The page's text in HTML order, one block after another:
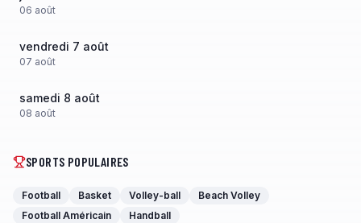
06 août
vendredi 7 août
07 août
samedi 8 août
08 août
SPORTS POPULAIRES
Football Basket Volley-ball
Beach Volley
Football Américain
Handball